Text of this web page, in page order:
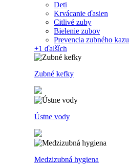
Deti
Krvácanie ďasien
Citlivé zuby
Bielenie zubov
Prevencia zubného kazu
+1 ďalších
Zubné kefky
Ústne vody
Medzizubná hygiena